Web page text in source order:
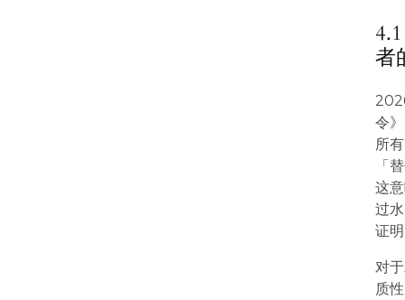
者
令
所
「
这
过
证
对
质